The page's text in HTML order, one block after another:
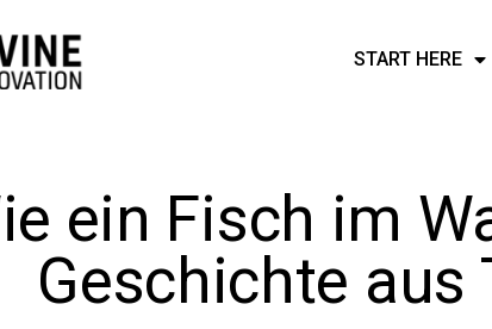
START HERE
ein Fisch im
Geschichte aus